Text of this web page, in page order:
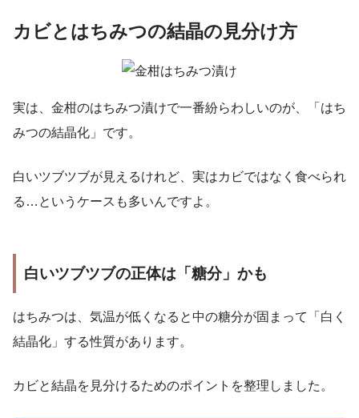
カビとはちみつの結晶の見分け方
実は、金柑のはちみつ漬けで一番紛らわしいのが、「はち
みつの結晶化」です。
白いツブツブが見えるけれど、実はカビではなく食べられ
る…というケースも多いんですよ。
白いツブツブの正体は「糖分」かも
はちみつは、気温が低くなると中の糖分が固まって「白く
結晶化」する性質があります。
カビと結晶を見分けるためのポイントを整理しました。